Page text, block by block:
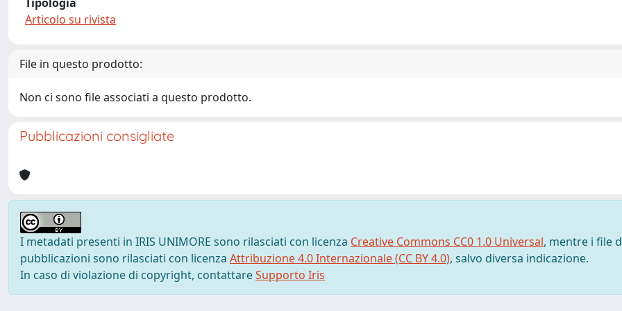
Articolo su rivista
File in questo prodotto:
Non ci sono file associati a questo prodotto.
Pubblicazioni consigliate
I metadati presenti in IRIS UNIMORE sono rilasciati con licenza Creative Commons CC0 1.0 Universal, mentre i file
pubblicazioni sono rilasciati con licenza Attribuzione 4.0 Internazionale (CC BY 4.0), salvo diversa indicazione.
In caso di violazione di copyright, contattareSupporto Iris